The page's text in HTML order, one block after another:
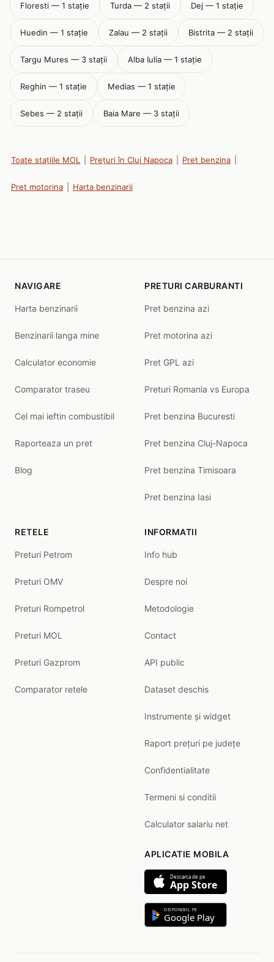
Floresti — 1 stație Turda — 2 stații Dej — 1 stație
Huedin — 1 stație Zalau — 2 stații Bistrita — 2 stații
Targu Mures — 3 stații Alba Iulia — 1 stație
Reghin — 1 stație Medias — 1 stație
Sebes — 2 stații Baia Mare — 3 stații
Toate stațiile MOL Prețuri în Cluj Napoca Pret benzina
Pret motorina Harta benzinarii
NAVIGARE
Harta benzinarii
Benzinarii langa mine
Calculator economie
Comparator traseu
Cel mai ieftin combustibil
Raporteaza un pret
Blog
PRETURI CARBURANTI
Pret benzina azi
Pret motorina azi
Pret GPL azi
Preturi Romania vs Europa
Pret benzina Bucuresti
Pret benzina Cluj-Napoca
Pret benzina Timisoara
Pret benzina Iasi
RETELE
Preturi Petrom
Preturi OMV
Preturi Rompetrol
Preturi MOL
Preturi Gazprom
Comparator retele
INFORMATII
Info hub
Despre noi
Metodologie
Contact
API public
Dataset deschis
Instrumente și widget
Raport prețuri pe județe
Confidentialitate
Termeni si conditii
Calculator salariu net
APLICATIE MOBILA
Descarca de pe
App Store
DISPONIBIL PE
Google Play